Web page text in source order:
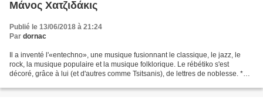
Μάνος Χατζιδάκις
Publié le 13/06/2018 à 21:24
Par dornac
Il a inventé l'«entechno», une musique fusionnant le classique, le jazz, le
rock, la musique populaire et la musique folklorique. Le rébétiko s'est
décoré, grâce à lui (et d'autres comme Tsitsanis), de lettres de noblesse. *